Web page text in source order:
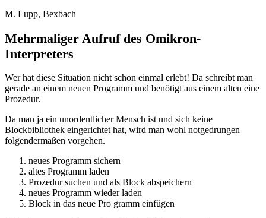
M. Lupp, Bexbach
Mehrmaliger Aufruf des Omikron-
Interpreters
Wer hat diese Situation nicht schon einmal erlebt! Da schreibt man
gerade an einem neuen Programm und benötigt aus einem alten eine
Prozedur.
Da man ja ein unordentlicher Mensch ist und sich keine
Blockbibliothek eingerichtet hat, wird man wohl notgedrungen
folgendermaßen vorgehen.
neues Programm sichern
altes Programm laden
Prozedur suchen und als Block abspeichern
neues Programm wieder laden
Block in das neue Pro gramm einfügen